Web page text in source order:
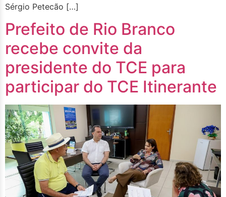
Sérgio Petecão […]
Prefeito de Rio Branco
recebe convite da
presidente do TCE para
participar do TCE Itinerante